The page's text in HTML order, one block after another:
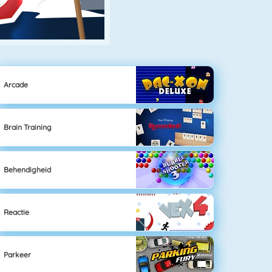
Arcade
Brain Training
Behendigheid
Reactie
Parkeer